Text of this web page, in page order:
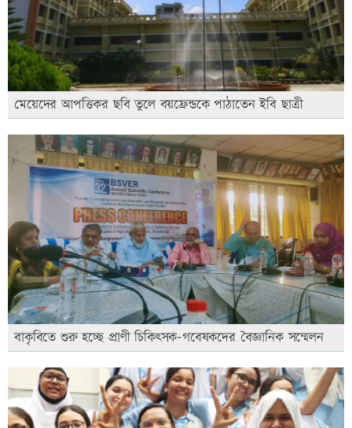
মেয়েদের আপত্তিকর ছবি তুলে বয়ফ্রেন্ডকে পাঠাতেন ইবি ছাত্রী
বাকৃবিতে শুরু হচ্ছে প্রাণী চিকিৎসক-গবেষকদের বৈজ্ঞানিক সম্মেলন